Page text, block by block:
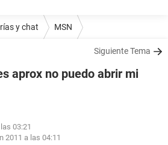
y chat MSN
Siguiente Tema
aprox no puedo abrir mi
03:21
2011 a las 04:11